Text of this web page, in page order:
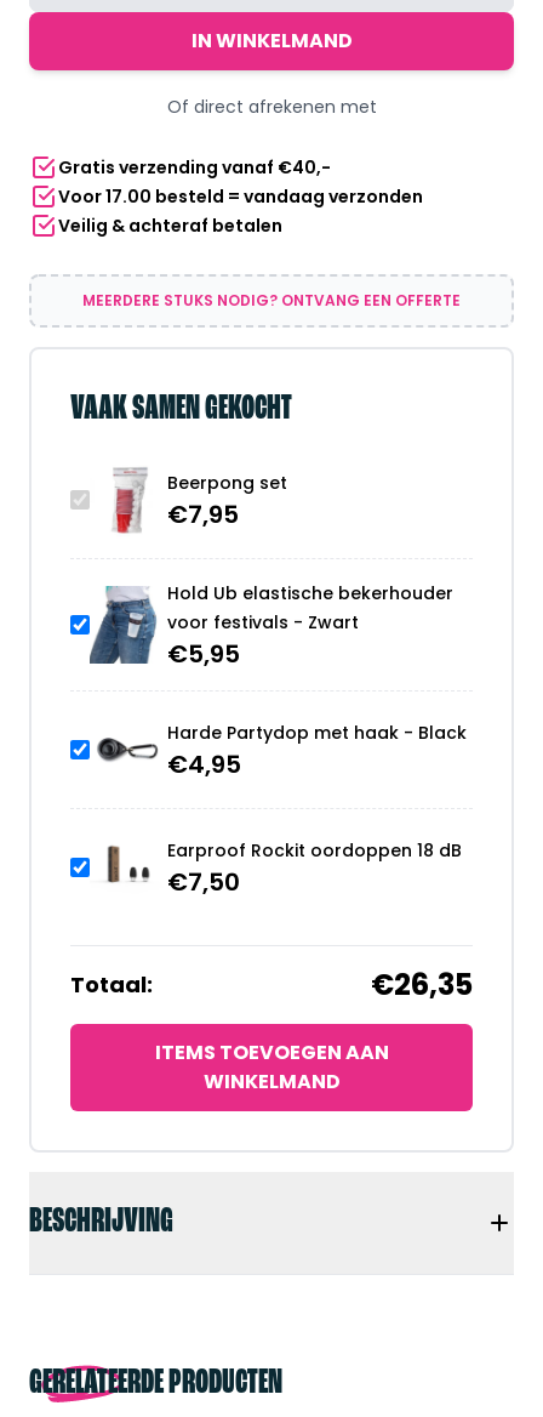
BESCHRIJVING
aantal
IN WINKELMAND
Of direct afrekenen met
Gratis verzending vanaf €40,-
Voor 17.00 besteld = vandaag verzonden
Veilig & achteraf betalen
MEERDERE STUKS NODIG? ONTVANG EEN OFFERTE
VAAK SAMEN GEKOCHT
Beerpong set
€7,95
Hold Ub elastische bekerhouder
voor festivals - Zwart
€5,95
Harde Partydop met haak - Black
€4,95
Earproof Rockit oordoppen 18 dB
€7,50
Totaal: €26,35
ITEMS TOEVOEGEN AAN
WINKELMAND
GERELATEERDE PRODUCTEN